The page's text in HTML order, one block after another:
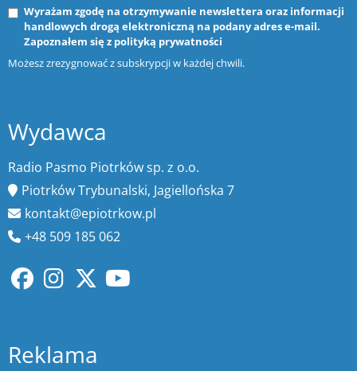
Wyrażam zgodę na otrzymywanie newslettera oraz informacji
handlowych drogą elektroniczną na podany adres e-mail.
Zapoznałem się z polityką prywatności
Możesz zrezygnować z subskrypcji w każdej chwili.
Wydawca
Radio Pasmo Piotrków sp. z o.o.
Piotrków Trybunalski, Jagiellońska 7
kontakt@epiotrkow.pl
+48 509 185 062
Reklama